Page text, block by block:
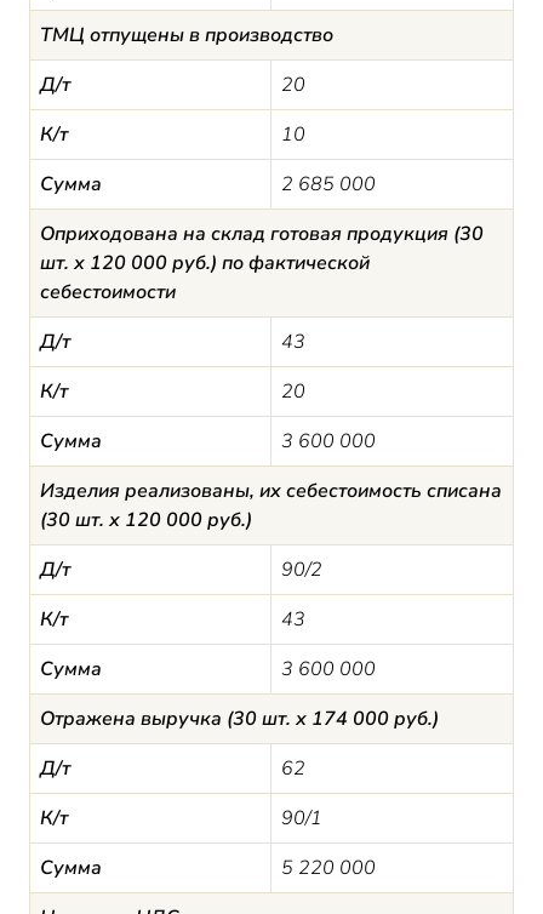
ТМЦ отпущены в производство
Д/т
20
К/т
10
Сумма
2 685 000
Оприходована на склад готовая продукция (30
шт. х 120 000 руб.) по фактической
себестоимости
Д/т
43
К/т
20
Сумма
3 600 000
Изделия реализованы, их себестоимость списана
(30 шт. х 120 000 руб.)
Д/т
90/2
К/т
43
Сумма
3 600 000
Отражена выручка (30 шт. х 174 000 руб.)
Д/т
62
К/т
90/1
Сумма
5 220 000